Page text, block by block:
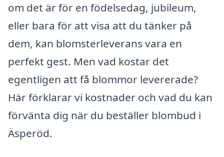
om det är för en födelsedag, jubileum,
eller bara för att visa att du tänker på
dem, kan blomsterleverans vara en
perfekt gest. Men vad kostar det
egentligen att få blommor levererade?
Här förklarar vi kostnader och vad du kan
förvänta dig när du beställer blombud i
Äsperöd.